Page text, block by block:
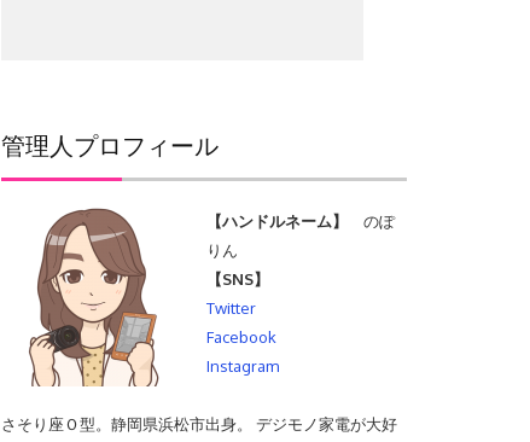
管理人プロフィール
【ハンドルネーム】
のぽ
りん
【SNS】
Twitter
Facebook
Instagram
さそり座Ｏ型。静岡県浜松市出身。 デジモノ家電が大好